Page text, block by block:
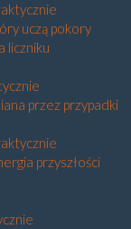
uczą pokory
liczniku
przez przypadki
przyszłości